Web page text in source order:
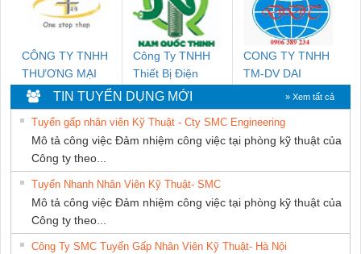
CÔNG TY TNHH
THƯƠNG MẠI
THIÊN ÂN VIỆT
NAM
Công Ty TNHH
Thiết Bị Điện
Nam Quốc Thịnh
CONG TY TNHH
TM-DV DAI
DONG THANH
TIN TUYỂN DỤNG MỚI » Xem tất cả
Tuyển gấp nhân viên Kỹ Thuật - Cty SMC Engineering
Mô tả công việc Đảm nhiệm công việc tại phòng kỹ thuật của
Công ty theo...
Tuyển Nhanh Nhân Viên Kỹ Thuật- SMC
Mô tả công việc Đảm nhiệm công việc tại phòng kỹ thuật của
Công ty theo...
Công Ty SMC Tuyển Gấp Nhân Viên Kỹ Thuật- Hà Nội